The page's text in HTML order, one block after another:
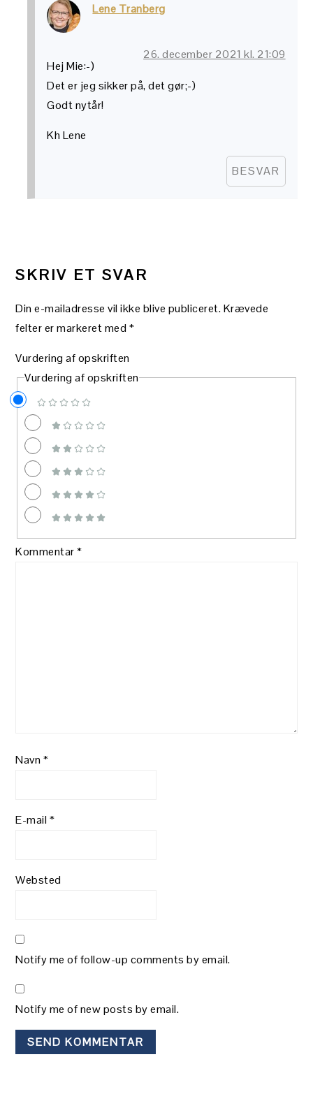
Lene Tranberg
26. december 2021 kl. 21:09
Hej Mie:-)
Det er jeg sikker på, det gør;-)
Godt nytår!
Kh Lene
BESVAR
SKRIV ET SVAR
Din e-mailadresse vil ikke blive publiceret.Krævede
felter er markeret med *
Vurdering af opskriften
Vurdering af opskriften
Kommentar*
Navn *
E-mail*
Websted
Notify me of follow-up comments by email.
Notify me of new posts by email.